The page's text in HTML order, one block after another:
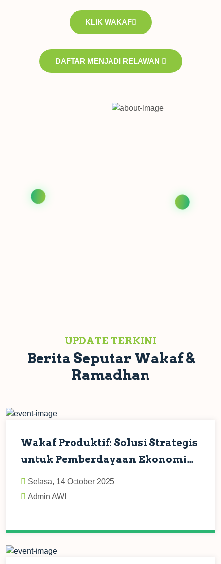
KLIK WAKAF
DAFTAR MENJADI RELAWAN
UPDATE TERKINI
Berita Seputar Wakaf &
Ramadhan
Wakaf Produktif: Solusi Strategis
untuk Pemberdayaan Ekonomi
Umat di Indonesia
Selasa, 14 October 2025
Admin AWI